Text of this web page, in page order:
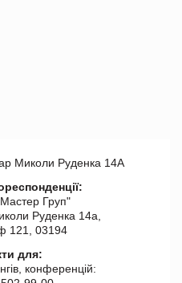
Миколи Руденка 14А
Груп"
Руденка 14а,
121, 03194
для:
конференцій: